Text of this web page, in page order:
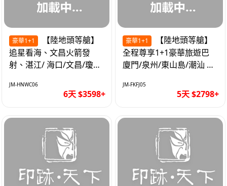
豪華1+1
追星看海、文昌火箭發
射、湛江/ 海口/文昌/瓊海/
優質6天
JM-HNWC06
6天 $3598+
豪華1+1
全程尊享1+1豪華旅遊巴
廈門/泉州/東山島/潮汕 精
JM-FKFJ05
5天 $2798+